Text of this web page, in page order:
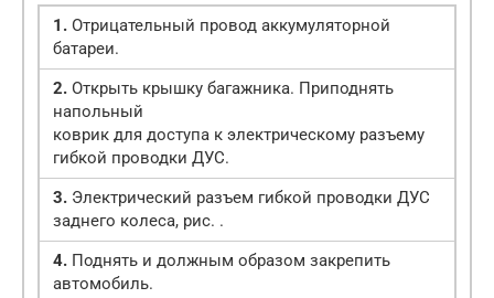
1. Отрицательный провод аккумуляторной
батареи.
2. Открыть крышку багажника. Приподнять
напольный
коврик для доступа к электрическому разъему
гибкой проводки ДУС.
3. Электрический разъем гибкой проводки ДУС
заднего колеса, рис. .
4. Поднять и должным образом закрепить
автомобиль.